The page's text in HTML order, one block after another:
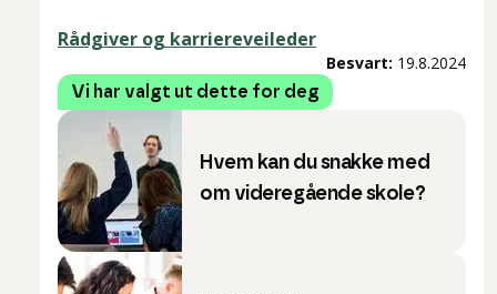
Rådgiver og karriereveileder
Besvart: 19.8.2024
Vi har valgt ut dette for deg
Hvem kan du snakke med
om videregående skole?